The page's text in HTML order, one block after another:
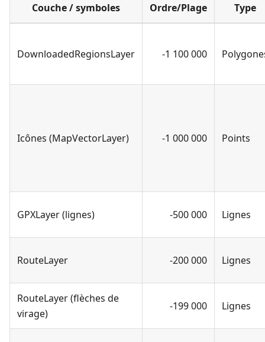
Couche / symboles Ordre/Plage Type
DownloadedRegionsLayer -1 100 000
Icônes (MapVectorLayer) -1 000 000 Points
GPXLayer (lignes) -500 000 Lignes
RouteLayer -200 000 Lignes
RouteLayer (flèches de
virage)
-199 000 Lignes